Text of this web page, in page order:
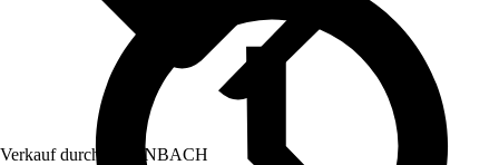
Verkauf durch: HORNBACH